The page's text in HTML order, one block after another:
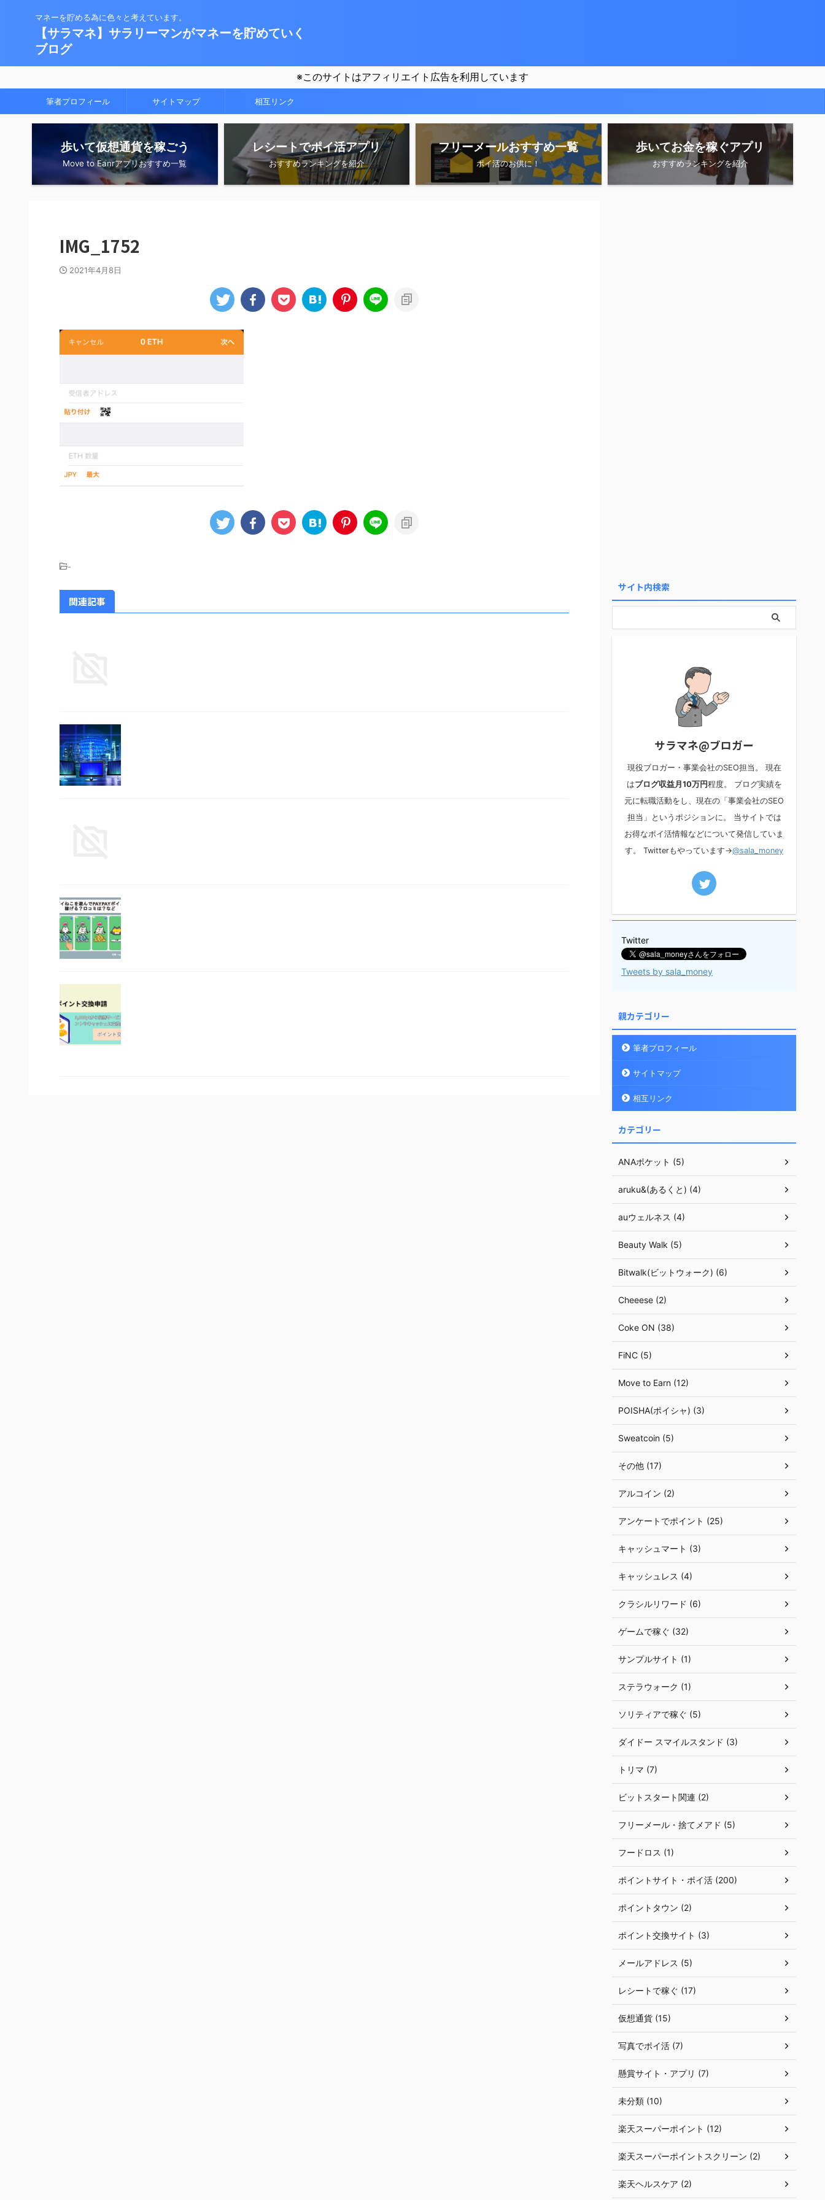
マネーを貯める為に色々と考えています。
【サラマネ】サラリーマンがマネーを貯めていく
ブログ
※このサイトはアフィリエイト広告を利用しています
筆者プロフィール サイトマップ 相互リンク
歩いて仮想通貨を稼ごう
Move to Eanrアプリおすすめ一覧
レシートでポイ活アプリ
おすすめランキングを紹介
フリーメールおすすめ一覧
ポイ活のお供に！
歩いてお金を稼ぐアプリ
おすすめランキングを紹介
IMG_1752
2021年4月8日
-
関連記事
サイト内検索
サラマネ@ブロガー
現役ブロガー・事業会社のSEO担当。 現在
はブログ収益月10万円程度。 ブログ実績を
元に転職活動をし、現在の「事業会社のSEO
担当」というポジションに。 当サイトでは
お得なポイ活情報などについて発信していま
す。 Twitterもやっています→@sala_money
Twitter
Tweets by sala_money
親カテゴリー
筆者プロフィール
サイトマップ
相互リンク
カテゴリー
ANAポケット (5)
aruku&(あるくと) (4)
auウェルネス (4)
Beauty Walk (5)
Bitwalk(ビットウォーク) (6)
Cheeese (2)
Coke ON (38)
FiNC (5)
Move to Earn (12)
POISHA(ポイシャ) (3)
Sweatcoin (5)
その他 (17)
アルコイン (2)
アンケートでポイント (25)
キャッシュマート (3)
キャッシュレス (4)
クラシルリワード (6)
ゲームで稼ぐ (32)
サンプルサイト (1)
ステラウォーク (1)
ソリティアで稼ぐ (5)
ダイドー スマイルスタンド (3)
トリマ (7)
ビットスタート関連 (2)
フリーメール・捨てメアド (5)
フードロス (1)
ポイントサイト・ポイ活 (200)
ポイントタウン (2)
ポイント交換サイト (3)
メールアドレス (5)
レシートで稼ぐ (17)
仮想通貨 (15)
写真でポイ活 (7)
懸賞サイト・アプリ (7)
未分類 (10)
楽天スーパーポイント (12)
楽天スーパーポイントスクリーン (2)
楽天ヘルスケア (2)